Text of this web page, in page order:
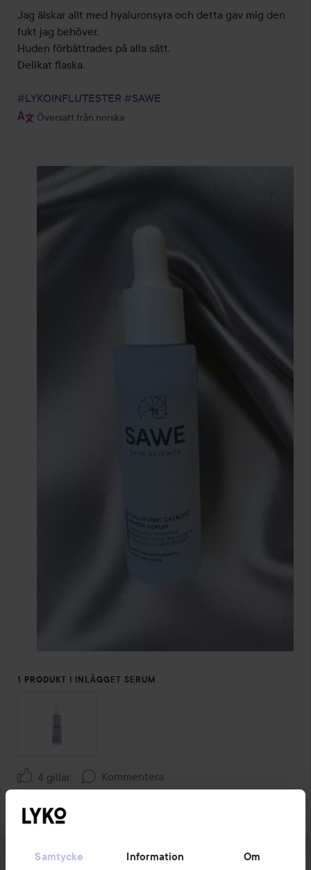
Samtycke Information Om
Jag älskar allt med hyaluronsyra och detta gav mig den
fukt jag behöver.
Huden förbättrades på alla sätt.
Delikat flaska.
#LYKOINFLUTESTER #SAWE
Översatt från norska
1 PRODUKT I INLÄGGET SERUM
4 gillar Kommentera
Logga in